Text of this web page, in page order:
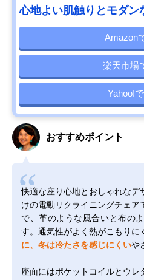
心地よい肌触りとモダン
Amazon
楽天市場
Yahoo!
おすすめポイント
快適な座り心地とおしゃれなデ
けの電動リクライニングチェア
で、革のような風合いと布の
す。通気性がよく熱がこもりに
に、冬は冷たさを感じにくいや
座面にはポケットコイルとウレ